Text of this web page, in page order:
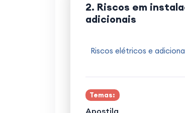
2. Riscos em
adicionais
Riscos elétricos e
Temas:
Apostila